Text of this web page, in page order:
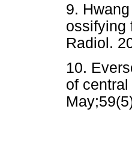
9.
ossifying
Radiol.
10.
of